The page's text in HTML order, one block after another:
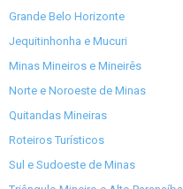
Grande Belo Horizonte
Jequitinhonha e Mucuri
Minas Mineiros e Mineirês
Norte e Noroeste de Minas
Quitandas Mineiras
Roteiros Turísticos
Sul e Sudoeste de Minas